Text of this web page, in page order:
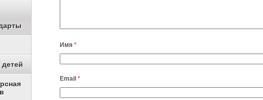
Имя *
Email *